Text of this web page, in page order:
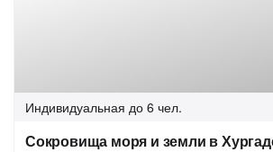
Индивидуальная до 6 чел.
Сокровища моря и земли в